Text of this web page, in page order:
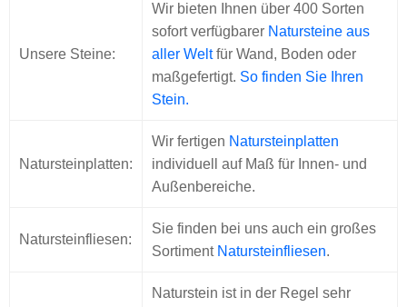
Unsere Steine:
Wir bieten Ihnen über 400 Sorten
sofort verfügbarer Natursteine aus
aller Weltfür Wand, Boden oder
maßgefertigt. So finden Sie Ihren
Stein.
Natursteinplatten:
Wir fertigen Natursteinplatten
individuell auf Maß für Innen- und
Außenbereiche.
Natursteinfliesen:
Sie finden bei uns auch ein großes
Sortiment Natursteinfliesen.
Naturstein ist in der Regel sehr